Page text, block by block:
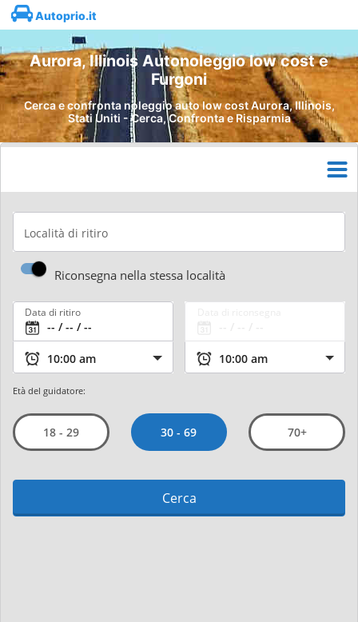
Autoprio.it
Aurora, Illinois Autonoleggio low cost e
Furgoni
Cerca e confronta noleggio auto low cost Aurora, Illinois,
Stati Uniti - Cerca, Confronta e Risparmia
Località di ritiro
Riconsegna nella stessa località
Data di ritiro
Età del guidatore:
18 - 29 30 - 69 70+
Cerca